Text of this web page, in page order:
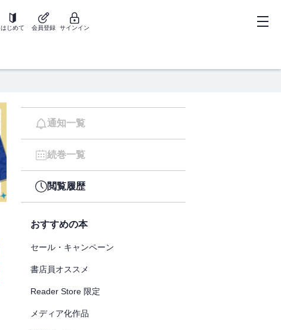
はじめて 会員登録 サインイン
通知一覧
続巻一覧
閲覧履歴
おすすめの本
セール・キャンペーン
書店員オススメ
Reader Store 限定
メディア化作品